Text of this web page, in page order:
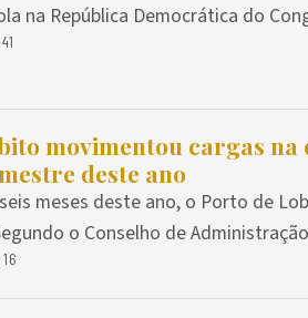
na República Democrática do
movimentou cargas
deste ano
meses deste ano, o Porto de
o Conselho de